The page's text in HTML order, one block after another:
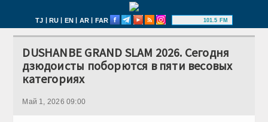
TJ | RU | EN | AR | FAR 101.5 FM
DUSHANBE GRAND SLAM 2026. Сегодня
дзюдоисты поборются в пяти весовых
категориях
Май 1, 2026 09:00